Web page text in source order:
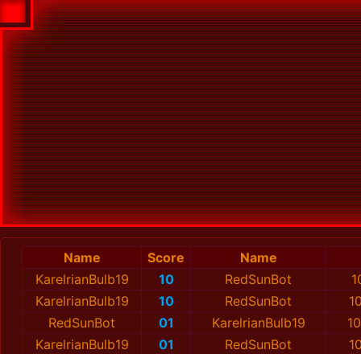
Name Score
Name
KarelrianBulb19
10 RedSunBot
KarelrianBulb19
10 RedSunBot
RedSunBot
01 KarelrianBulb19
KarelrianBulb19
01 RedSunBot